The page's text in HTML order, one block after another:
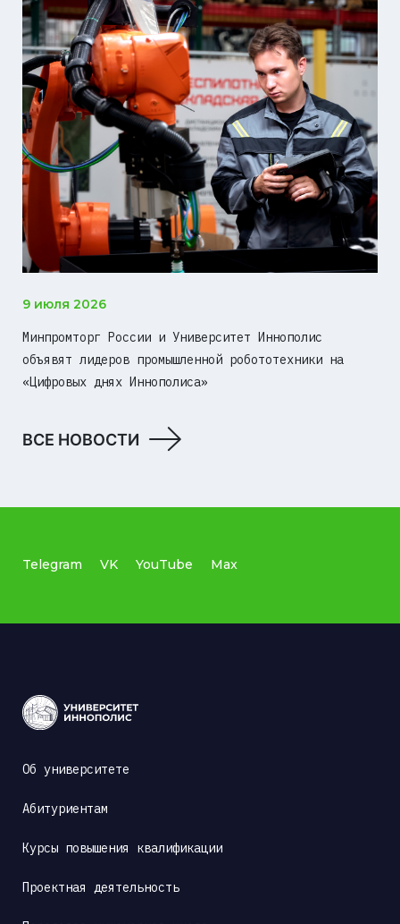
9 июля 2026
Минпромторг России и Университет Иннополис
объявят лидеров промышленной робототехники на
«Цифровых днях Иннополиса»
ВСЕ НОВОСТИ
Telegram VK YouTube Max
Об университете
Абитуриентам
Курсы повышения квалификации
Проектная деятельность